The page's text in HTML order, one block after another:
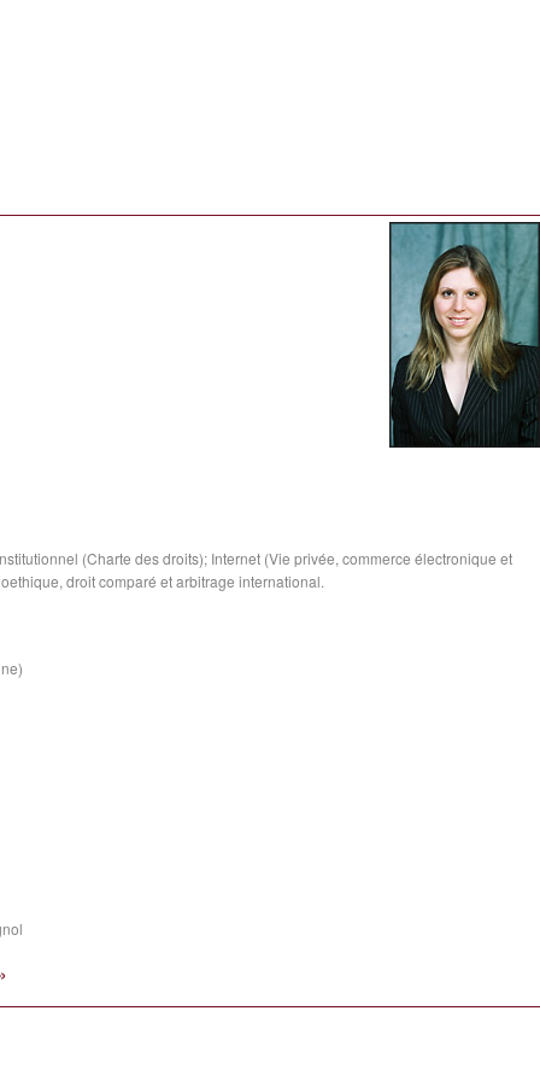
(Charte des droits); Internet (Vie privée, commerce électronique et
droit comparé et arbitrage international.